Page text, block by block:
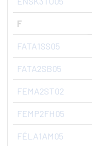
F
FATA1SS05
FATA2SB05
FEMA2ST02
FEMP2FH05
FÉLA1AM05